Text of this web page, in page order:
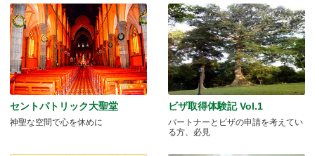
セントパトリック大聖堂
神聖な空間で心を休めに
ビザ取得体験記 Vol.1
パートナーとビザの申請を考えてい
る方、必見